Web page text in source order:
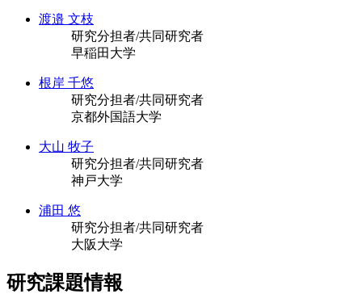
渡邉 文枝
研究分担者/共同研究者
早稲田大学
根岸 千悠
研究分担者/共同研究者
京都外国語大学
大山 牧子
研究分担者/共同研究者
神戸大学
浦田 悠
研究分担者/共同研究者
大阪大学
研究課題情報